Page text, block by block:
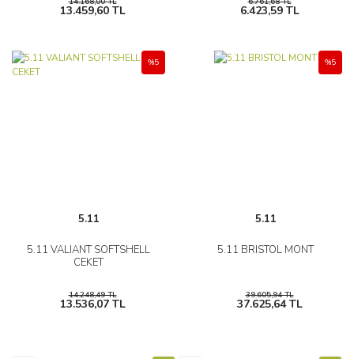
13.459,60 TL 6.423,59 TL
5.11
5.11 VALIANT SOFTSHELL
CEKET
%5
14.248,49 TL
13.536,07 TL
5.11
5.11 BRISTOL MONT
%5
39.605,94 TL
37.625,64 TL